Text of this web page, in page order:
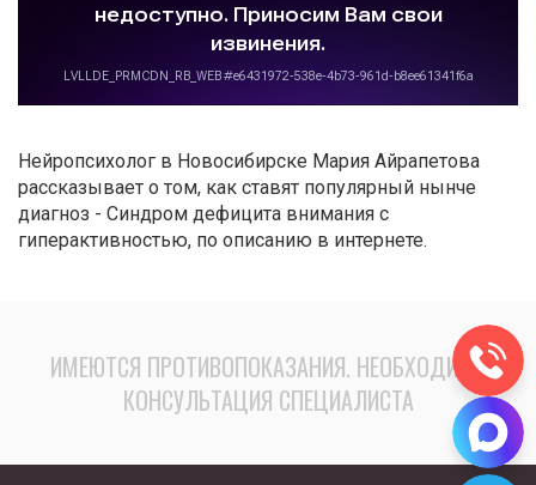
Нейропсихолог в Новосибирске Мария Айрапетова
рассказывает о том, как ставят популярный нынче
диагноз - Синдром дефицита внимания с
гиперактивностью, по описанию в интернете.
ИМЕЮТСЯ ПРОТИВОПОКАЗАНИЯ. НЕОБХОДИМА
КОНСУЛЬТАЦИЯ СПЕЦИАЛИСТА